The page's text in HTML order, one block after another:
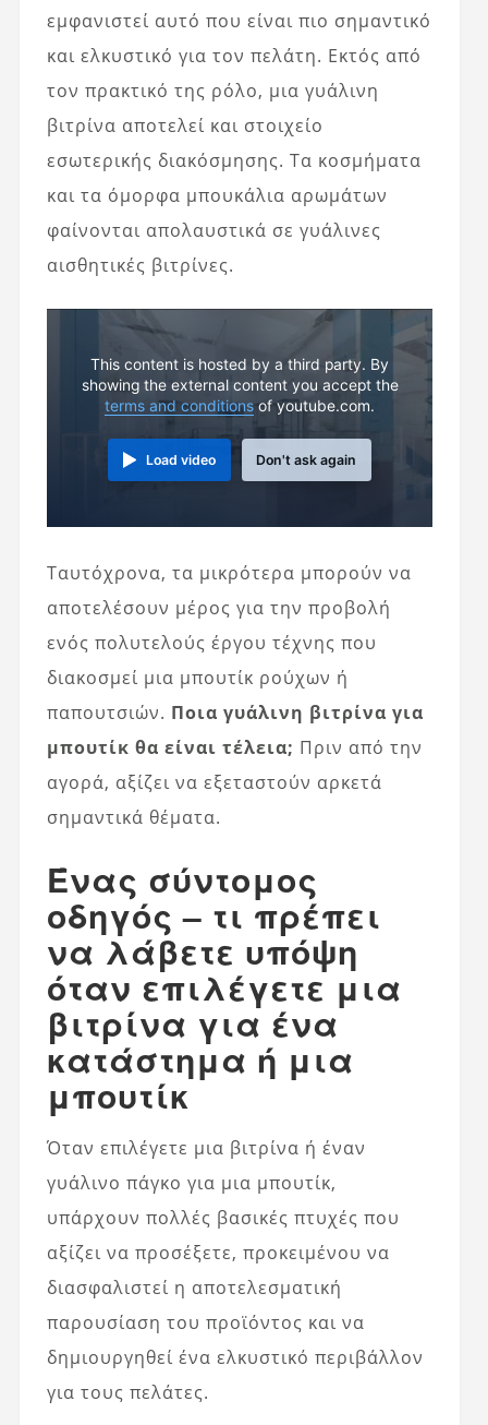
εμφανιστεί αυτό που είναι πιο σημαντικό
και ελκυστικό για τον πελάτη. Εκτός από
τον πρακτικό της ρόλο, μια γυάλινη
βιτρίνα αποτελεί και στοιχείο
εσωτερικής διακόσμησης. Τα κοσμήματα
και τα όμορφα μπουκάλια αρωμάτων
φαίνονται απολαυστικά σε γυάλινες
αισθητικές βιτρίνες.
This content is hosted by a third party. By
showing the external content you accept the
terms and conditionsof youtube.com.
Load video Don't ask again
Ταυτόχρονα, τα μικρότερα μπορούν να
αποτελέσουν μέρος για την προβολή
ενός πολυτελούς έργου τέχνης που
διακοσμεί μια μπουτίκ ρούχων ή
παπουτσιών. Ποια γυάλινη βιτρίνα για
μπουτίκ θα είναι τέλεια; Πριν από την
αγορά, αξίζει να εξεταστούν αρκετά
σημαντικά θέματα.
Ένας σύντομος
οδηγός – τι πρέπει
να λάβετε υπόψη
όταν επιλέγετε μια
βιτρίνα για ένα
κατάστημα ή μια
μπουτίκ
Όταν επιλέγετε μια βιτρίνα ή έναν
γυάλινο πάγκο για μια μπουτίκ,
υπάρχουν πολλές βασικές πτυχές που
αξίζει να προσέξετε, προκειμένου να
διασφαλιστεί η αποτελεσματική
παρουσίαση του προϊόντος και να
δημιουργηθεί ένα ελκυστικό περιβάλλον
για τους πελάτες.